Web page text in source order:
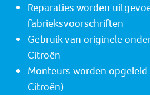
Reparaties worden
fabrieksvoorschriften
Gebruik van originele
Citroën
Monteurs worden opgeleid
Citroën)